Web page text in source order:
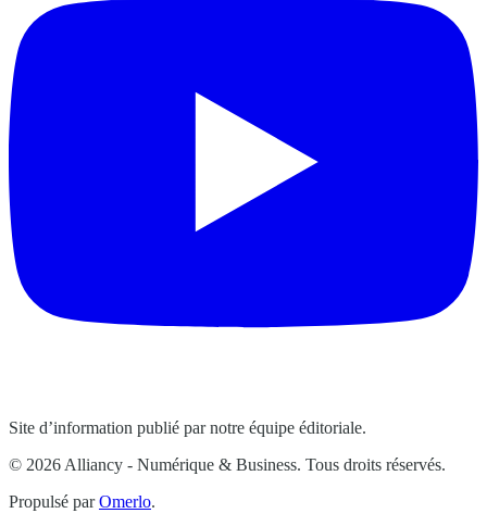
Site d’information publié par notre équipe éditoriale.
© 2026 Alliancy - Numérique & Business. Tous droits réservés.
Propulsé parOmerlo.